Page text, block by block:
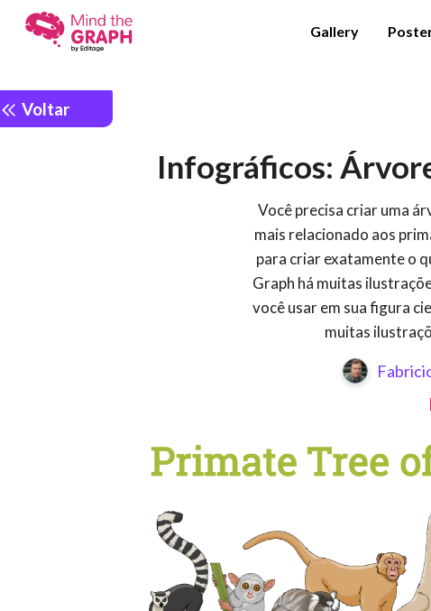
Gallery
Voltar
Infográficos:
Você precisa criar uma
mais relacionado aos
para criar exatamente o
Graph há muitas
você usar em sua figura
muitas